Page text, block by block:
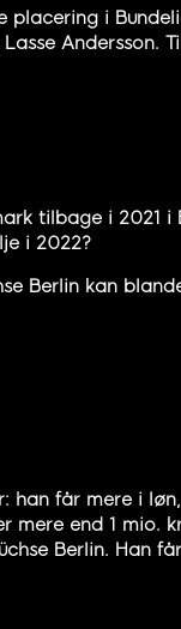
i
Andersson.
tilbage i 2021
i 2022?
kan
han får mere i
mere end 1
Berlin. Han